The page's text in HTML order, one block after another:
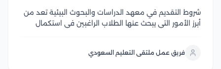
شروط التقديم في معهد الدراسات والبحوث البيئية تعد من
أبرز الأمور التي يبحث عنها الطلاب الراغبين في استكمال
المطلوبة، والالتزام بالضوابط التي يحددها المعهد والجهات
فريق عمل ملتقى التعليم السعودي